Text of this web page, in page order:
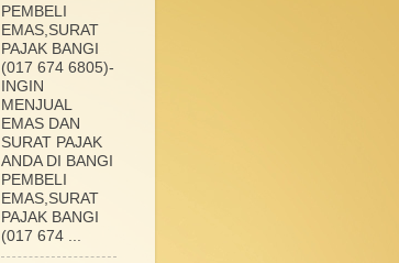
PEMBELI
EMAS,SURAT
PAJAK BANGI
(017 674 6805)-
INGIN
MENJUAL
EMAS DAN
SURAT PAJAK
ANDA DI BANGI
PEMBELI
EMAS,SURAT
PAJAK BANGI
(017 674 ...